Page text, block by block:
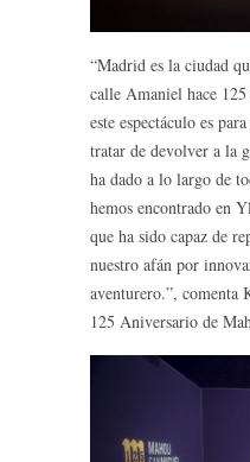
“Madrid es la ciudad
calle Amaniel hace
este espectáculo es
tratar de devolver a la
ha dado a lo largo de
hemos encontrado en
que ha sido capaz de
nuestro afán por
aventurero.”, comenta
125 Aniversario de